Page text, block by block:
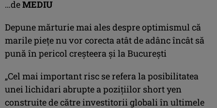
…deMEDIU
Depune mărturie mai ales despre optimismul că
marile pieţe nu vor corecta atât de adânc încât să
pună în pericol creşteera şi la Bucureşti
„Cel mai important risc se refera la posibilitatea
unei lichidari abrupte a poziţiilor short yen
construite de către investitorii globali în ultimele